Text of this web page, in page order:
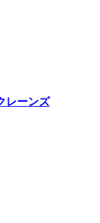
レーンズ